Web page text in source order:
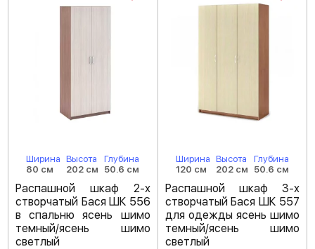
Ширина
80 см
Высота
202 см
Глубина
50.6 см
Распашной шкаф 2-х
створчатый Бася ШК 556
в спальню ясень шимо
темный/ясень шимо
светлый
Ширина
120 см
Высота
202 см
Глубина
50.6 см
Распашной шкаф 3-х
створчатый Бася ШК 557
для одежды ясень шимо
темный/ясень шимо
светлый